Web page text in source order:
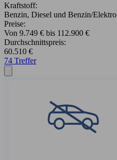
Kraftstoff:
Benzin, Diesel und Benzin/Elektro
Preise:
Von 9.749 € bis 112.900 €
Durchschnittspreis:
60.510 €
74 Treffer